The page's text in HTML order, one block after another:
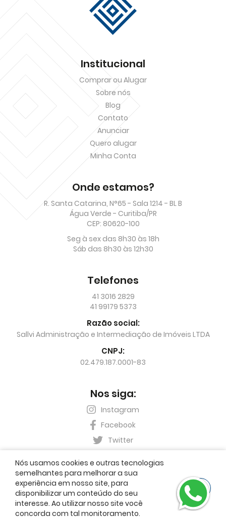
Nós usamos cookies e outras tecnologias
semelhantes para melhorar a sua
experiência em nosso site, para
disponibilizar um conteúdo do seu
interesse. Ao utilizar nosso site você
concorda com tal monitoramento.
OK
Institucional
Comprar ou Alugar
Sobre nós
Blog
Contato
Anunciar
Quero alugar
Minha Conta
Onde estamos?
R. Santa Catarina, N°65 - Sala 1214 - BL B
Água Verde - Curitiba/PR
CEP: 80620-100
Seg à sex das 8h30 às 18h
Sáb das 8h30 às 12h30
Telefones
41 3016 2829
41 99179 5373
Razão social:
Sallvi Administração e Intermediação de Imóveis LTDA
CNPJ:
02.479.187.0001-83
Nos siga:
Instagram
Facebook
Twitter
Imobiliária Sallvi © 2026. Creci J 3517. Todos os direitos
reservados.
Sistema CasaSoft- Feito pela